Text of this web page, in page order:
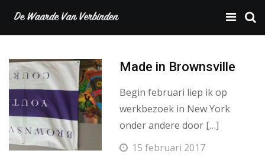
Made in Brownsville
Begin februari liep ik op
werkbezoek in New York
onder andere door […]
15 februari 2017